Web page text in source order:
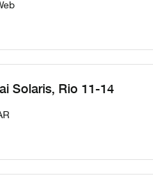
Solaris, Rio 11-14